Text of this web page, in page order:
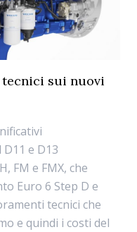
sui nuovi
e D13
FM e FMX, che
Euro 6 Step D e
tecnici che
e quindi i costi del